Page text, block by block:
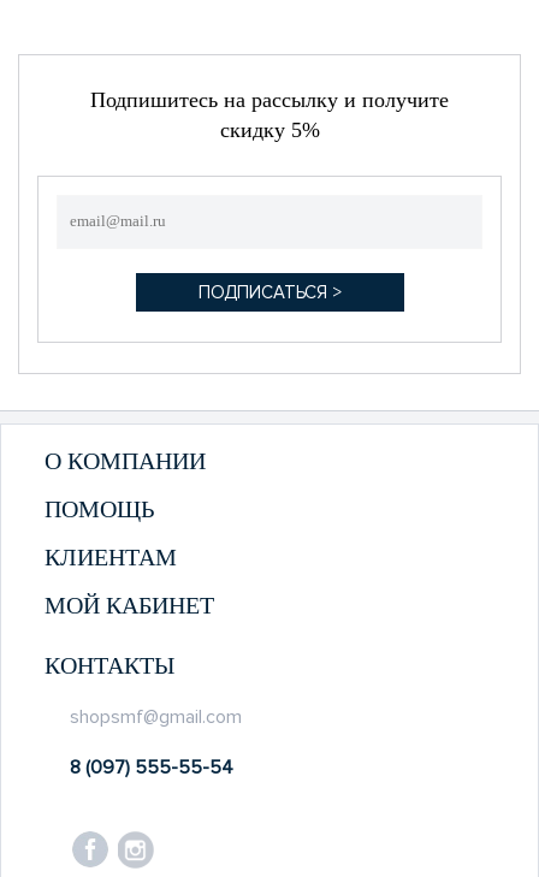
Подпишитесь на рассылку и получите
скидку 5%
О КОМПАНИИ
ПОМОЩЬ
КЛИЕНТАМ
МОЙ КАБИНЕТ
КОНТАКТЫ
shopsmf@gmail.com
8 (097) 555-55-54